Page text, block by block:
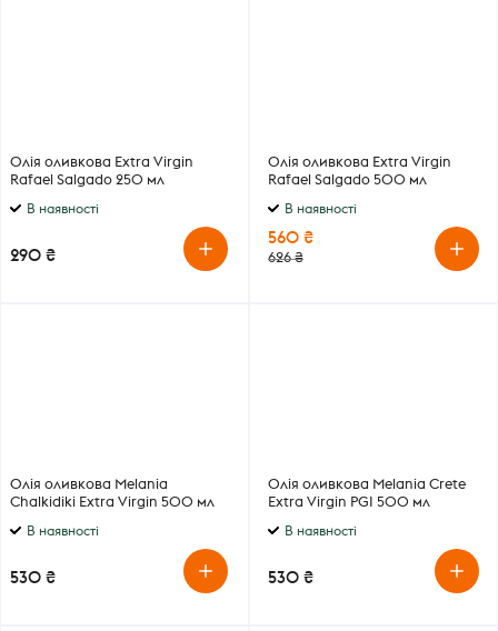
Олія оливкова Extra Virgin
Rafael Salgado 250 мл
В наявності
290 ₴
Олія оливкова Extra Virgin
Rafael Salgado 500 мл
В наявності
560 ₴
626 ₴
Олія оливкова Melania
Chalkidiki Extra Virgin 500 мл
В наявності
530 ₴
Олія оливкова Melania Crete
Extra Virgin PGI 500 мл
В наявності
530 ₴